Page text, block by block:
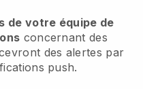
de votre équipe de
concernant des
des alertes par
push.